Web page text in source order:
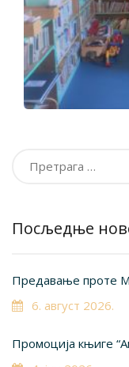
Посљедње
Предавање проте
6. август 2026.
Промоција књиге